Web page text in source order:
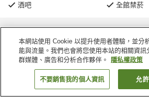
酒吧
全館禁菸
首頁 澳大利亞 南澳州 阿得雷德 阿
找客房
本網站使用 Cookie 以提升使用者體驗，並分
能與流量。我們也會將您使用本站的相關資訊
群媒體、廣告和分析合作夥伴。
隱私權政策
不要銷售我的個人資訊 允